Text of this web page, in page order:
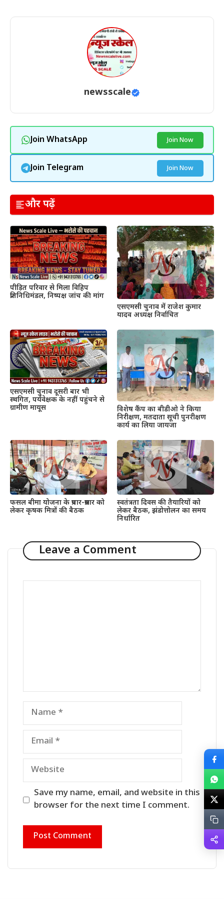
newsscale
Join WhatsApp Join Now
Join Telegram Join Now
और पढ़ें
पीड़ित परिवार से मिला विहिप
प्रतिनिधिमंडल, निष्पक्ष जांच की मांग
एसएमसी चुनाव में राजेश कुमार
यादव अध्यक्ष निर्वाचित
एसएमसी चुनाव दूसरी बार भी
स्थगित, पर्यवेक्षक के नहीं पहुंचने से
ग्रामीण मायूस
विशेष कैंप का बीडीओ ने किया
निरीक्षण, मतदाता सूची पुनरीक्षण
कार्य का लिया जायजा
फसल बीमा योजना के प्रचार-प्रसार को
लेकर कृषक मित्रों की बैठक
स्वतंत्रता दिवस की तैयारियों को
लेकर बैठक, झंडोत्तोलन का समय
निर्धारित
Leave a Comment
Name
Email
Website
Save my name, email, and website in this
browser for the next time I comment.